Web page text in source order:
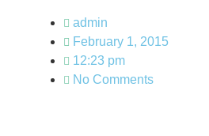
admin
February 1, 2015
12:23 pm
No Comments